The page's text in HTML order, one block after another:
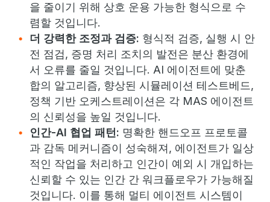
을 줄이기 위해 상호 운용 가능한 형식으로 수
렴할 것입니다.
더 강력한 조정과 검증: 형식적 검증, 실행 시 안
전 점검, 증명 처리 조치의 발전은 분산 환경에
서 오류를 줄일 것입니다. AI 에이전트에 맞춘
합의 알고리즘, 향상된 시뮬레이션 테스트베드,
정책 기반 오케스트레이션은 각 MAS 에이전트
의 신뢰성을 높일 것입니다.
인간-AI 협업 패턴: 명확한 핸드오프 프로토콜
과 감독 메커니즘이 성숙해져, 에이전트가 일상
적인 작업을 처리하고 인간이 예외 시 개입하는
신뢰할 수 있는 인간 간 워크플로우가 가능해질
것입니다. 이를 통해 멀티 에이전트 시스템이